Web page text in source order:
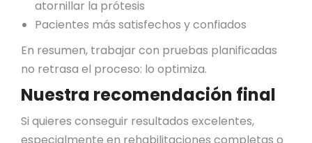
atornillar la prótesis
Pacientes más satisfechos y confiados
En resumen, trabajar con pruebas planificadas
no retrasa el proceso: lo optimiza.
Nuestra recomendación final
Si quieres conseguir resultados excelentes,